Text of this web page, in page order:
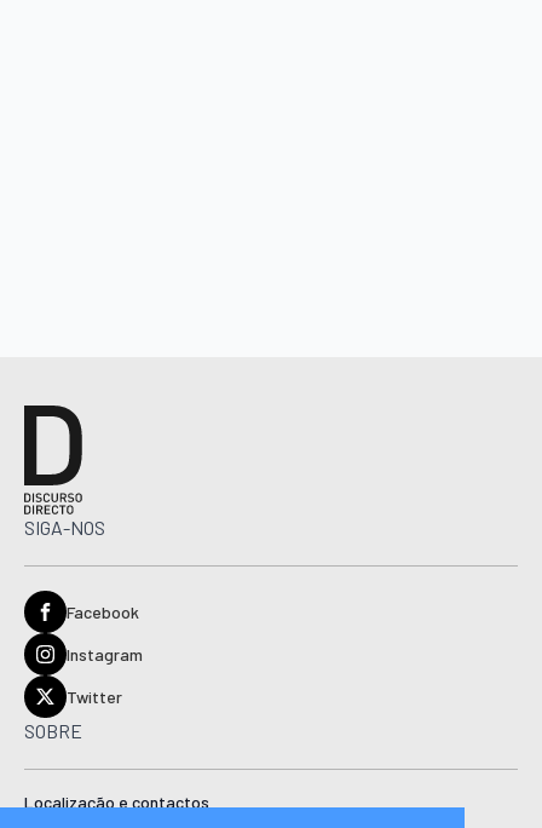
SIGA-NOS
Facebook
Instagram
Twitter
SOBRE
Localização e contactos